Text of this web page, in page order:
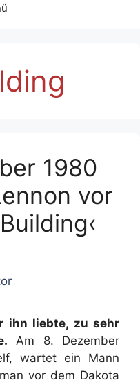
1980
vor
ihn liebte, zu sehr
Am 8. Dezember
wartet ein Mann
vor dem Dakota